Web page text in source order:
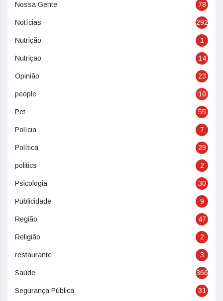
Nossa Gente 78
Notícias 292
Nutrição 1
Nutriçao 14
Opinião 23
people 10
Pet 55
Polícia 7
Política 29
politics 2
Psicologia 30
Publicidade 9
Região 47
Religião 2
restaurante 3
Saúde 366
Segurança Pública 31